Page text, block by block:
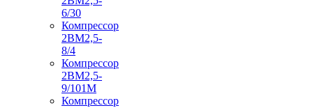
6/30
Компрессор
2ВМ2,5-
8/4
Компрессор
2ВМ2,5-
9/101М
Компрессор